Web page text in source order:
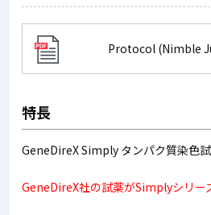
Protocol (Nimble
特長
GeneDireX Simply タンパク質染色
GeneDireX社の試薬がSimplyシリー